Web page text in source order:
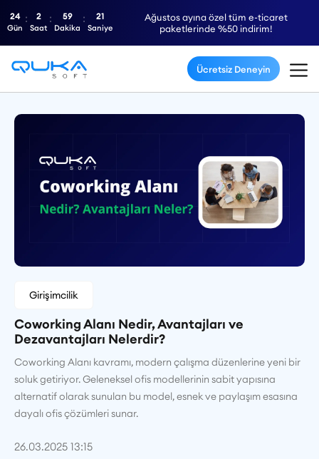
Ağustos ayına özel tüm e-ticaret
paketlerinde %50 indirim!
24
Gün
2
Saat
59
Dakika
20
Saniye
Ücretsiz Deneyin
Girişimcilik
Coworking Alanı Nedir, Avantajları ve
Dezavantajları Nelerdir?
Coworking Alanı kavramı, modern çalışma düzenlerine yeni bir
soluk getiriyor. Geleneksel ofis modellerinin sabit yapısına
alternatif olarak sunulan bu model, esnek ve paylaşım esasına
dayalı ofis çözümleri sunar.
26.03.2025 13:15